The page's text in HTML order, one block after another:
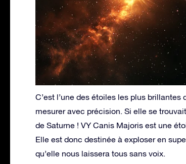
C’est l’une des étoiles les plus
mesurer avec précision. Si elle se
de Saturne ! VY Canis Majoris est une
Elle est donc destinée à exploser en
qu’elle nous laissera tous sans voix.